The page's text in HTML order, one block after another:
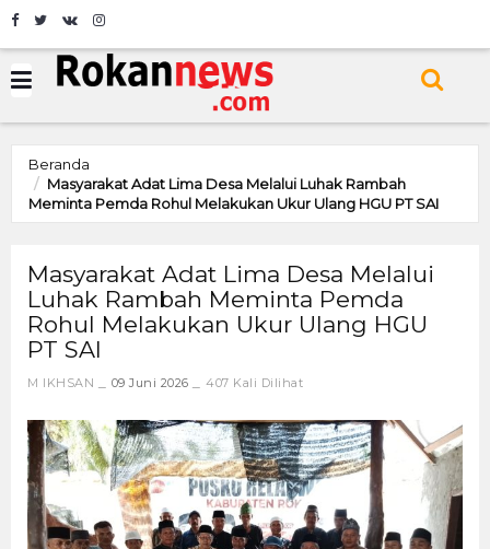
Beranda
Masyarakat Adat Lima Desa Melalui Luhak Rambah
Meminta Pemda Rohul Melakukan Ukur Ulang HGU PT SAI
Masyarakat Adat Lima Desa Melalui
Luhak Rambah Meminta Pemda
Rohul Melakukan Ukur Ulang HGU
PT SAI
M IKHSAN 09 Juni 2026 407 Kali Dilihat